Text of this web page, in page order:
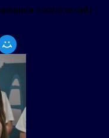
посетите сайт